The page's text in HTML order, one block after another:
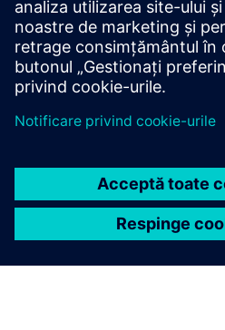
Informații de
Pentru a proteja instalațiile,
implementeze - și să se mențină
Produsele și soluțiile Siemens
unui astfel de concept. Pentru
securitatea industrială, vă
Aflați mai multe